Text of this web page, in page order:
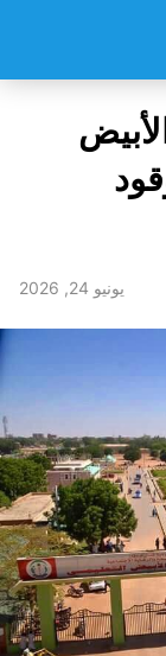
يونيو 24, 2026